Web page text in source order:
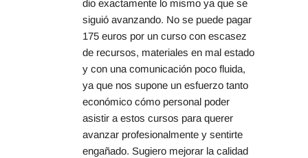
dio exactamente lo mismo ya que se
siguió avanzando. No se puede pagar
175 euros por un curso con escasez
de recursos, materiales en mal estado
y con una comunicación poco fluida,
ya que nos supone un esfuerzo tanto
económico cómo personal poder
asistir a estos cursos para querer
avanzar profesionalmente y sentirte
engañado. Sugiero mejorar la calidad